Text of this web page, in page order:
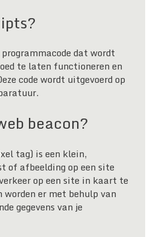
dat wordt
te laten functioneren en
code wordt uitgevoerd op
beacon?
tag) is een klein,
of afbeelding op een site
op een site in kaart te
worden er met behulp van
gegevens van je